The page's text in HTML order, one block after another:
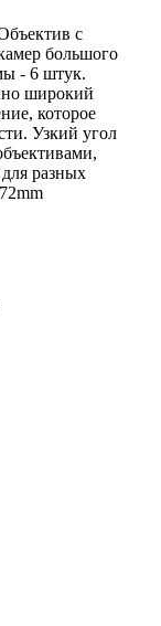
с
большого
- 6 штук.
широкий
которое
Узкий угол
разных